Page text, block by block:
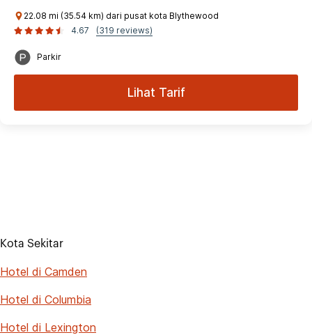
22.08 mi (35.54 km) dari pusat kota Blythewood
4.67
(319 reviews)
Parkir
Lihat Tarif
Kota Sekitar
Hotel di Camden
Hotel di Columbia
Hotel di Lexington